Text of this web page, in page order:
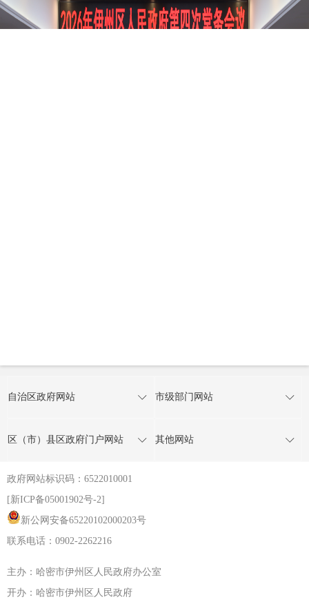
自治区政府网站 市级部门网站
区（市）县区政府门户网站 其他网站
政府网站标识码：6522010001
[新ICP备05001902号-2]
新公网安备65220102000203号
联系电话：0902-2262216
主办：哈密市伊州区人民政府办公室
开办：哈密市伊州区人民政府